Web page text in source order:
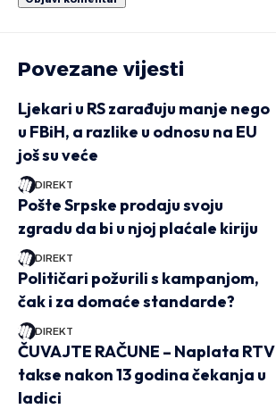
Povezane vijesti
Ljekari u RS zarađuju manje nego
u FBiH, a razlike u odnosu na EU
još su veće
DIREKT
Pošte Srpske prodaju svoju
zgradu da bi u njoj plaćale kiriju
DIREKT
Političari požurili s kampanjom,
čak i za domaće standarde?
DIREKT
ČUVAJTE RAČUNE – Naplata RTV
takse nakon 13 godina čekanja u
ladici